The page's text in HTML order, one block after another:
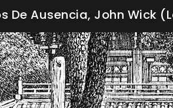
De Ausencia, John Wick